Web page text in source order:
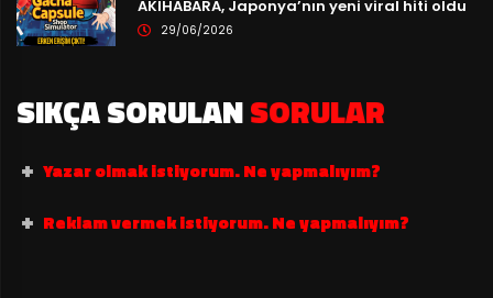
AKIHABARA, Japonya’nın yeni viral hiti oldu
29/06/2026
SIKÇA SORULANSORULAR
Yazar olmak istiyorum. Ne yapmalıyım?
Reklam vermek istiyorum. Ne yapmalıyım?